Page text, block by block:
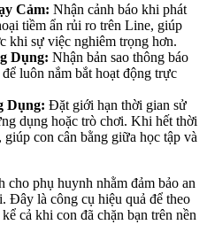
Cảm: Nhận cảnh báo khi phát
tiềm ẩn rủi ro trên Line, giúp
khi sự việc nghiêm trọng hơn.
Dụng: Nhận bản sao thông báo
luôn nắm bắt hoạt động trực
Dụng: Đặt giới hạn thời gian sử
dụng hoặc trò chơi. Khi hết thời
con cân bằng giữa học tập và
phụ huynh nhằm đảm bảo an
Đây là công cụ hiệu quả để theo
cả khi con đã chặn bạn trên nền